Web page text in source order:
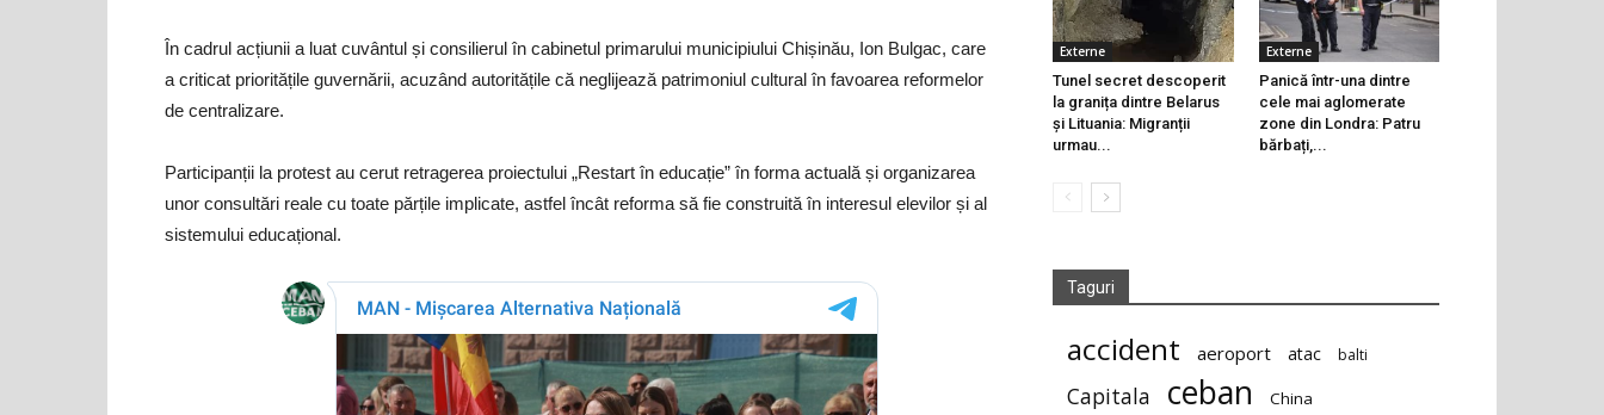
În cadrul acțiunii a luat cuvântul și consilierul în cabinetul primarului municipiului Chișinău, Ion Bulgac, care
a criticat prioritățile guvernării, acuzând autoritățile că neglijează patrimoniul cultural în favoarea reformelor
de centralizare.
Participanții la protest au cerut retragerea proiectului „Restart în educație” în forma actuală și organizarea
unor consultări reale cu toate părțile implicate, astfel încât reforma să fie construită în interesul elevilor și al
sistemului educațional.
Externe
Tunel secret descoperit
la granița dintre Belarus
și Lituania: Migranții
urmau...
Externe
Panică într-una dintre
cele mai aglomerate
zone din Londra: Patru
bărbați,...
Taguri
accident aeroport atac balti
Capitala ceban China